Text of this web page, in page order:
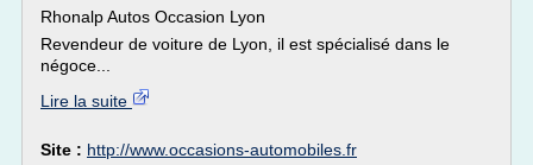
Rhonalp Autos Occasion Lyon
Revendeur de voiture de Lyon, il est spécialisé dans le
négoce...
Lire la suite
Site : http://www.occasions-automobiles.fr